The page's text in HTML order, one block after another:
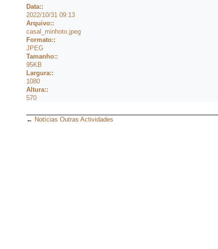
Data::
2022/10/31 09:13
Arquivo::
casal_minhoto.jpeg
Formato::
JPEG
Tamanho::
95KB
Largura::
1080
Altura::
570
← Notícias Outras Actividades